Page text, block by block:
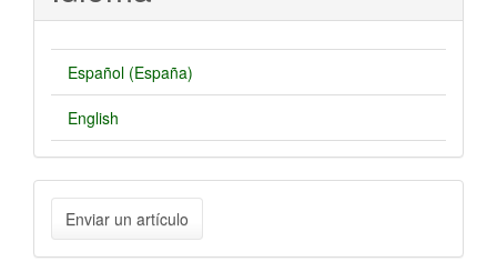
Español (España)
English
Enviar
unEnviar un artículo